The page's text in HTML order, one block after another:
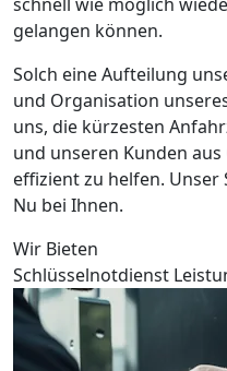
gelangen können.
Solch eine Aufteilung
und Organisation
uns, die kürzesten
und unseren Kunden
effizient zu helfen.
Nu bei Ihnen.
Wir Bieten
Schlüsselnotdienst